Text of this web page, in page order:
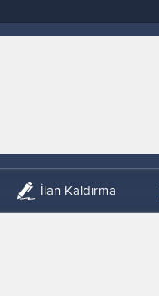
İlan Kaldırma